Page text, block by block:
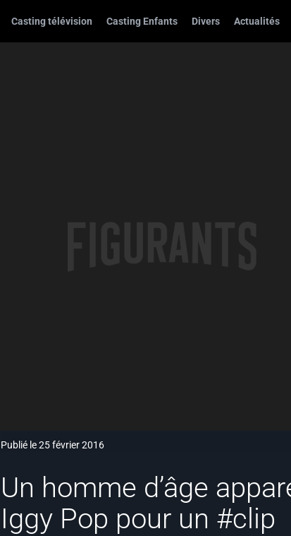
Casting télévision Casting Enfants Divers Actualités
Publié le 25 février 2016
Un homme d’âge
Iggy Pop pour un #clip